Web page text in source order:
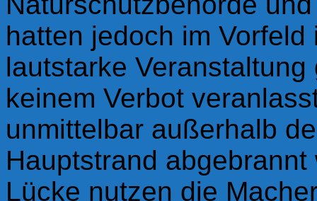
hatten jedoch im
lautstarke
keinem Verbot
unmittelbar außerhalb
Hauptstrand
Lücke nutzen die